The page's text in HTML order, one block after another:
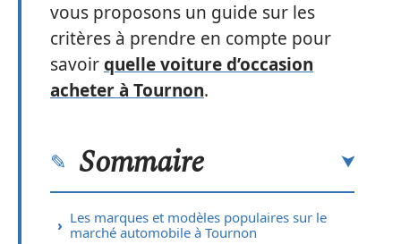
vous proposons un guide sur les
critères à prendre en compte pour
savoirquelle voiture d’occasion
acheter à Tournon.
Sommaire
Les marques et modèles populaires sur le
marché automobile à Tournon